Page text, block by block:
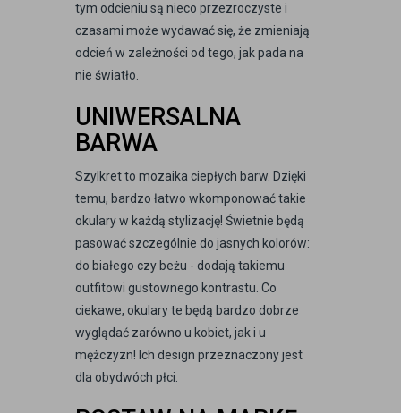
tym odcieniu są nieco przezroczyste i
czasami może wydawać się, że zmieniają
odcień w zależności od tego, jak pada na
nie światło.
UNIWERSALNA
BARWA
Szylkret to mozaika ciepłych barw. Dzięki
temu, bardzo łatwo wkomponować takie
okulary w każdą stylizację! Świetnie będą
pasować szczególnie do jasnych kolorów:
do białego czy beżu - dodają takiemu
outfitowi gustownego kontrastu. Co
ciekawe, okulary te będą bardzo dobrze
wyglądać zarówno u kobiet, jak i u
mężczyzn! Ich design przeznaczony jest
dla obydwóch płci.